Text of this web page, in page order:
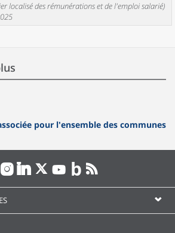
localisé des rémunérations et de l'emploi salarié)
pour l'ensemble des communes